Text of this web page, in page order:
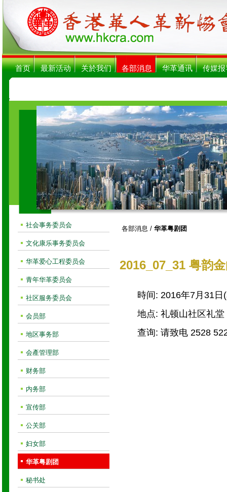
首页 最新活动 关於我们 各部消息 华革通讯 传媒报
社会事务委员会
文化康乐事务委员会
华革爱心工程委员会
青年华革委员会
社区服务委员会
会员部
地区事务部
会產管理部
财务部
内务部
宣传部
公关部
妇女部
华革粤剧团
秘书处
各部消息 / 华革粤剧团
2016_07_31 粤韵
時间: 2016年7月31
地点: 礼顿山社区礼堂
查询: 请致电 2528